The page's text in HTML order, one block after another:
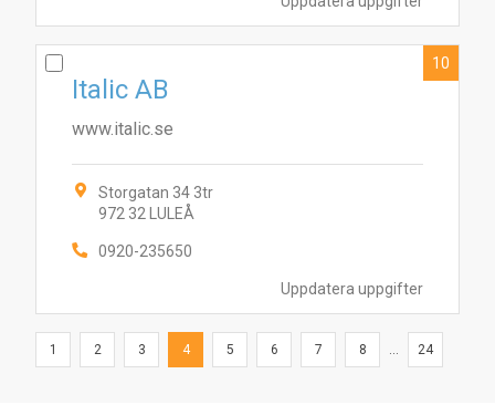
Uppdatera uppgifter
Italic AB
www.italic.se
Storgatan 34 3tr
972 32 LULEÅ
0920-235650
10
1 2 3 4 5 6 7 8 ... 24